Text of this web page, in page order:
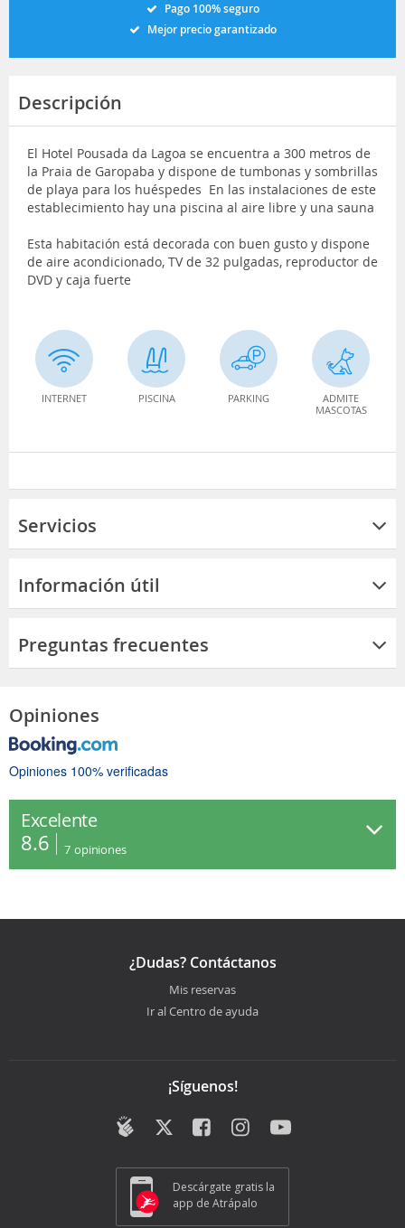
Pago 100% seguro
Mejor precio garantizado
Descripción
El Hotel Pousada da Lagoa se encuentra a 300 metros de
la Praia de Garopaba y dispone de tumbonas y sombrillas
de playa para los huéspedes En las instalaciones de este
establecimiento hay una piscina al aire libre y una sauna
Esta habitación está decorada con buen gusto y dispone
de aire acondicionado, TV de 32 pulgadas, reproductor de
DVD y caja fuerte
INTERNET PISCINA PARKING
ADMITE
MASCOTAS
Servicios
Información útil
Preguntas frecuentes
Opiniones
Opiniones 100% verificadas
Excelente
8.6 7 opiniones
¿Dudas? Contáctanos
Mis reservas
Ir al Centro de ayuda
¡Síguenos!
Descárgate gratis la
app de Atrápalo